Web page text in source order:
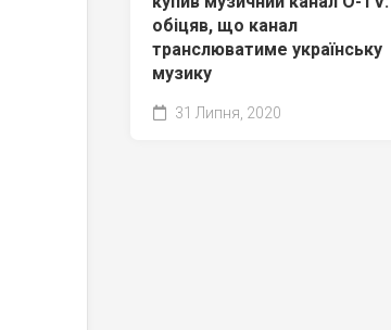
обіцяв, що канал
транслюватиме українську
музику
31 Липня, 2020